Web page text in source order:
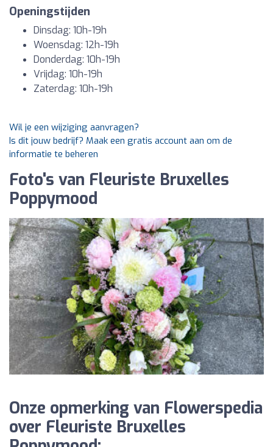
Openingstijden
Dinsdag: 10h-19h
Woensdag: 12h-19h
Donderdag: 10h-19h
Vrijdag: 10h-19h
Zaterdag: 10h-19h
Wil je een wijziging aanvragen?
Is dit jouw bedrijf? Maak een gratis account aan om de
informatie te beheren
Foto's van Fleuriste Bruxelles
Poppymood
Onze opmerking van Flowerspedia
over Fleuriste Bruxelles